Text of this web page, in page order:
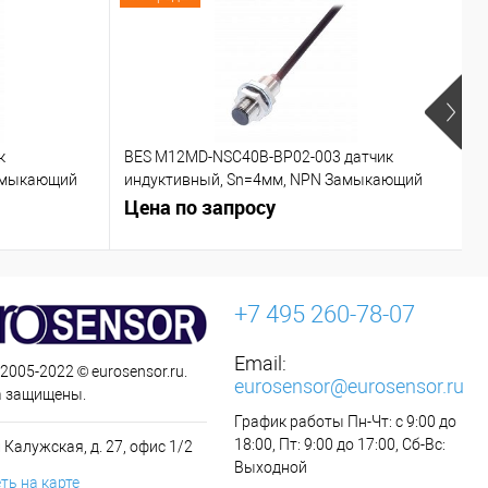
BES M12MD-NSC40B-BP02-003 датчик
индуктивный, Sn=4мм, NPN Замыкающий
контакт (NO)
Цена по запросу
2022 © eurosensor.ru.
защищены.
д. 27, офис 1/2
на карте
+7 495 260-78-07
Email:
eurosensor@eurosensor.ru
График работы Пн-Чт: с 9:00 до
18:00, Пт: 9:00 до 17:00, Сб-Вс:
Выходной